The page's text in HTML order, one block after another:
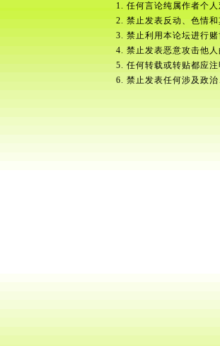
1. 任何言论纯属作者个
2. 禁止发表反动、色情
3. 禁止利用本论坛进行
4. 禁止发表恶意攻击他
5. 任何转载或转贴都应
6. 禁止发表任何涉及政